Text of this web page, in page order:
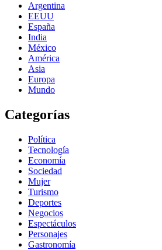
Argentina
EEUU
España
India
México
América
Asia
Europa
Mundo
Categorías
Política
Tecnología
Economía
Sociedad
Mujer
Turismo
Deportes
Negocios
Espectáculos
Personajes
Gastronomía